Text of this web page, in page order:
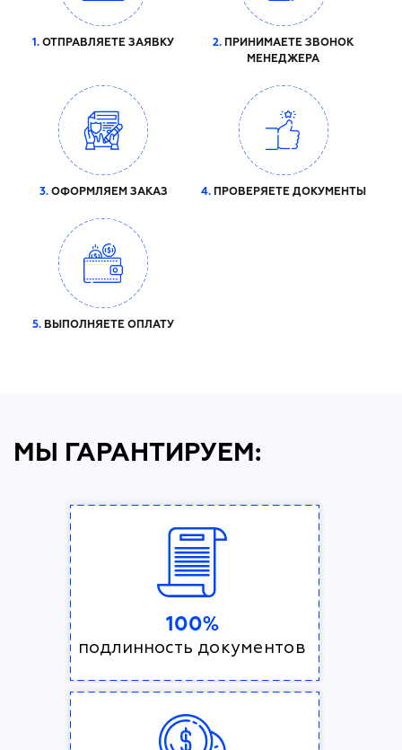
1. ОТПРАВЛЯЕТЕ ЗАЯВКУ 2. ПРИНИМАЕТЕ ЗВОНОК
МЕНЕДЖЕРА
3.ОФОРМЛЯЕМ ЗАКАЗ 4.ПРОВЕРЯЕТЕ ДОКУМЕНТЫ
5. ВЫПОЛНЯЕТЕ ОПЛАТУ
МЫ ГАРАНТИРУЕМ:
100%
подлинность документов